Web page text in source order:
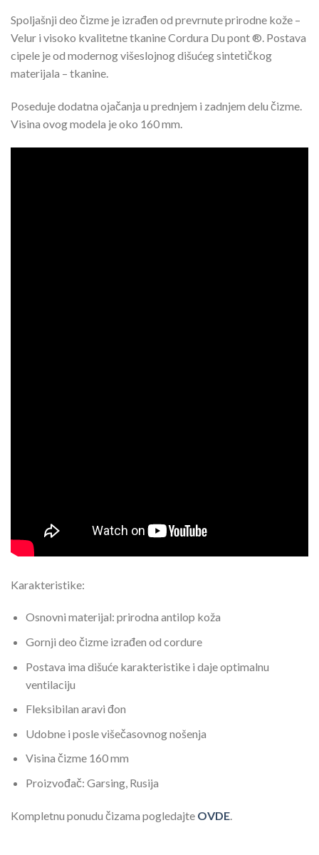
Spoljašnji deo čizme je izrađen od prevrnute prirodne kože –
Velur i visoko kvalitetne tkanine Cordura Du pont ®. Postava
cipele je od modernog višeslojnog dišućeg sintetičkog
materijala – tkanine.
Poseduje dodatna ojačanja u prednjem i zadnjem delu čizme.
Visina ovog modela je oko 160 mm.
Karakteristike:
Osnovni materijal: prirodna antilop koža
Gornji deo čizme izrađen od cordure
Postava ima dišuće karakteristike i daje optimalnu
ventilaciju
Fleksibilan aravi đon
Udobne i posle višečasovnog nošenja
Visina čizme 160 mm
Proizvođač: Garsing, Rusija
Kompletnu ponudu čizama pogledajte OVDE